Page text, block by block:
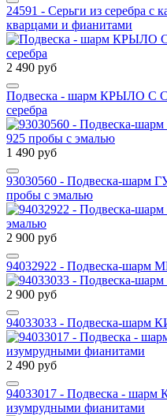
24591 - Серьги из серебра
кварцами и фианитами
2 490 руб
Подвеска - шарм КРЫЛО С
серебра
1 490 руб
93030560 - Подвеска-шарм
пробы с эмалью
2 900 руб
94032922 - Подвеска-шарм
2 900 руб
94033033 - Подвеска-шарм
2 490 руб
94033017 - Подвеска - шарм
изумрудными фианитами